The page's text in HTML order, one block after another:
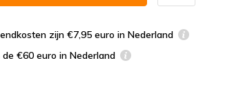
zijn €7,95 euro in Nederland
€60 euro in Nederland